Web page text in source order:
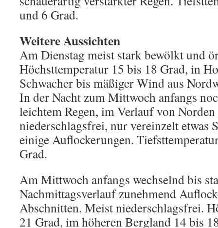
und 6 Grad.
Weitere Aussichten
Am Dienstag meist stark bewölkt und
Höchsttemperatur 15 bis 18 Grad, in
Schwacher bis mäßiger Wind aus
In der Nacht zum Mittwoch anfangs
leichtem Regen, im Verlauf von
niederschlagsfrei, nur vereinzelt etwas
einige Auflockerungen.
Grad.
Am Mittwoch anfangs wechselnd bis
Nachmittagsverlauf zunehmend
Abschnitten. Meist niederschlagsfrei.
21 Grad, im höheren Bergland 14 bis